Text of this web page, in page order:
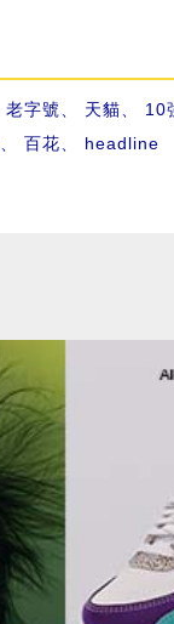
老字號、 天貓、 10
、 百花、 headline